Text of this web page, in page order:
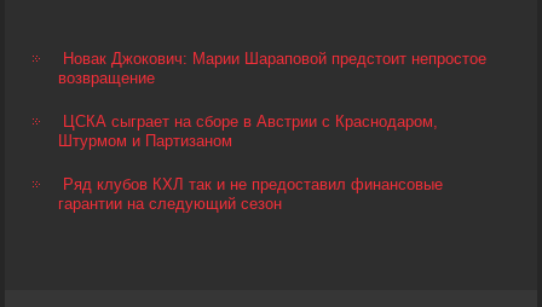
Новак Джокович: Марии Шараповой предстоит непростое
возвращение
ЦСКА сыграет на сборе в Австрии с Краснодаром,
Штурмом и Партизаном
Ряд клубов КХЛ так и не предоставил финансовые
гарантии на следующий сезон